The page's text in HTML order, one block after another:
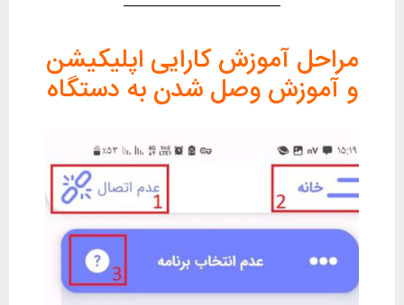
مراحل آموزش کارایی اپلیکیشن
و آموزش وصل شدن به دستگاه